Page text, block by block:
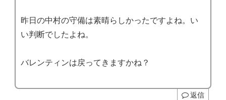
昨日の中村の守備は素晴らしかったですよね。い
い判断でしたよね。
バレンティンは戻ってきますかね？
返信